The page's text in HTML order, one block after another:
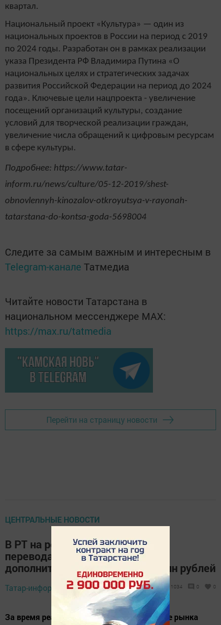
квартал.
Национальный проект «Культура» — один из
национальных проектов в России на период с 2019
по 2024 годы. Разработан он в рамках реализации
указа Президента РФ Владимира Путина «О
национальных целях и стратегических задачах
развития Российской Федерации на период до 2024
года». Ключевые цели нацпроекта - увеличение
посещений организаций культуры, создание
условий для творческой реализации граждан,
увеличение числа обращений к цифровым ресурсам
в сфере культуры.
Подробнее: https://www.tatar-
inform.ru/news/culture/05-12-2019/shest-
obnovlennyh-kinozalov-otkroyutsya-v-rayonah-
tatarstana-do-kontsa-goda-5698004
Следите за самым важным и интересным в
Telegram-канале Татмедиа
Читайте новости Татарстана в
национальном мессенджере MАХ:
https://max.ru/tatmedia
Перейти на страницу новости
ЦЕНТРАЛЬНЫЕ НОВОСТИ
В РТ на реализацию программы
перевода машин на метан
дополнительно выделено 6,2 млн рублей
Татар-информ, 4 декабря 2019 - 11:34 1034 0 0
За время реализации программы «Развитие рынка